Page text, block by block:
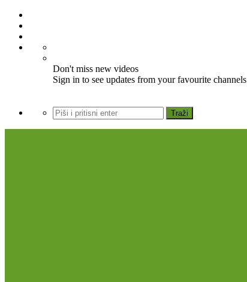
Don't miss new videos
Sign in to see updates from your favourite channels